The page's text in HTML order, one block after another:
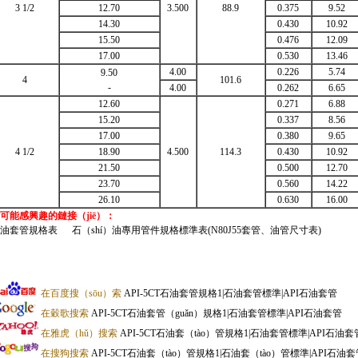
3 1/2 3.500 88.9
12.70 0.375
9.52
14.30
0.430
10.92
15.50
0.476
12.09
17.00
0.530 13.46
4
9.50
-
4.00
101.6
0.226
5.74
4.00
0.262 6.65
4 1/2
12.60
4.500 114.3
0.271
6.88
15.20
0.337
8.56
17.00
0.380
9.65
18.90
0.430
10.92
21.50
0.500
12.70
23.70
0.560
14.22
26.10
0.630
16.00
能感興趣的鏈接（jiē）：
套管規格表
石（shí）油專用管件規格標準表(N80J55套管、油管尺寸表)
在百度搜（sōu）索API-5CT石油套管規格1|石油套管標準|API石油套管
在穀歌搜索API-5CT石油套管（guǎn）規格1|石油套管標準|API石油套管
在雅虎（hǔ）搜索API-5CT石油套（tào）管規格1|石油套管標準|API石油套
在搜狗搜索API-5CT石油套（tào）管規格1|石油套（tào）管標準|API石油套